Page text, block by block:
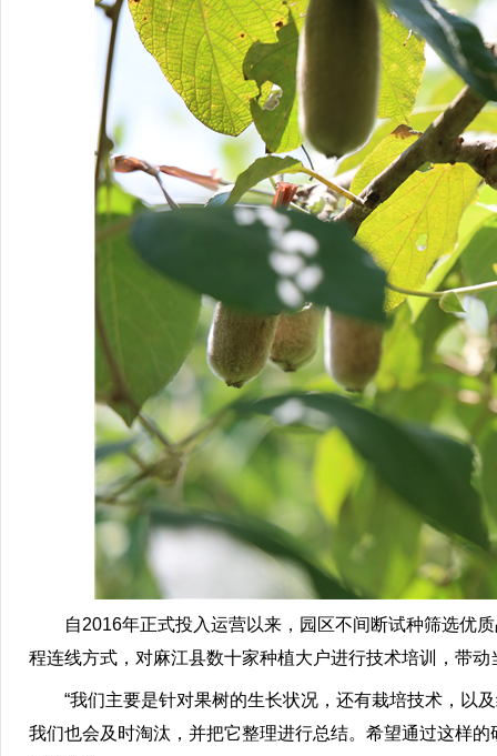
自2016年正式投入运营以来，园区不间断试种筛选优质
程连线方式，对麻江县数十家种植大户进行技术培训，带
“我们主要是针对果树的生长状况，还有栽培技术，以及
我们也会及时淘汰，并把它整理进行总结。希望通过这样